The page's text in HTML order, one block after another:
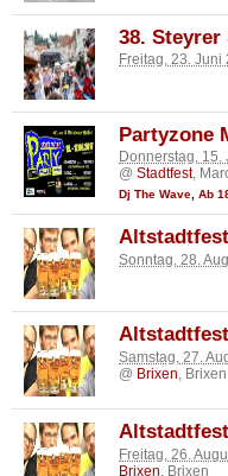
38.
Freitag, 23.
Partyzone
Donnerstag,
@ Stadtfest,
Dj The Wave, Ab
Sonntag, 28.
Samstag, 27.
@ Brixen , Brixen
Freitag, 26.
Brixen , Brixen